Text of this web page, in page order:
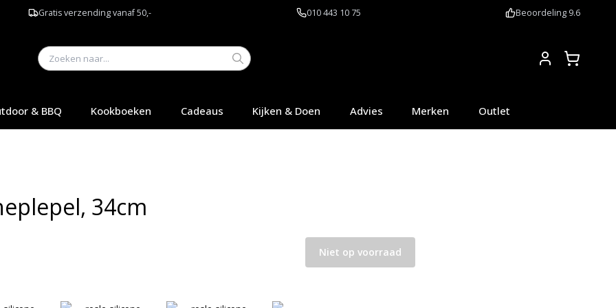
Gratis verzending vanaf 50,- 010 443 10 75 Beoordeling 9.6
& BBQ Kookboeken Cadeaus Kijken & Doen Advies Merken Outlet
34cm
Niet op voorraad